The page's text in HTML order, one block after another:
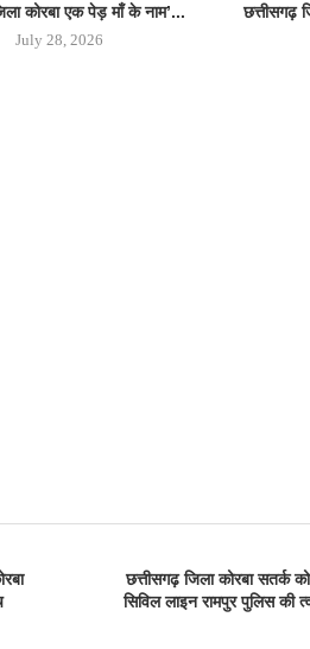
कोरबा एक पेड़ माँ के नाम’...
July 28, 2026
छत्तीसगढ़
छत्तीसगढ़ जिला कोरबा सतर्क
सिविल लाइन रामपुर पुलिस की